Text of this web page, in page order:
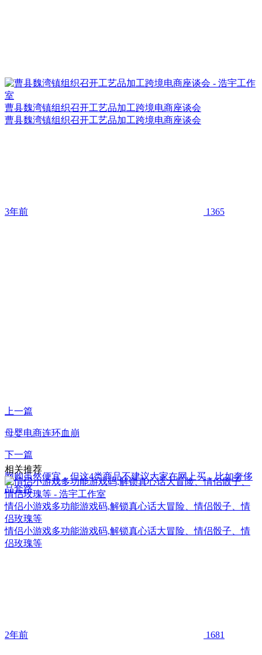
曹县魏湾镇组织召开工艺品加工跨境电商座谈会
曹县魏湾镇组织召开工艺品加工跨境电商座谈会
3年前 1365
上一篇
母婴电商连环血崩
下一篇
网购虽然便宜，但这4类商品不建议大家在网上买，比如奢侈
品套路
相关推荐
情侣小游戏多功能游戏码,解锁真心话大冒险、情侣骰子、情
侣玫瑰等
情侣小游戏多功能游戏码,解锁真心话大冒险、情侣骰子、情
侣玫瑰等
2年前 1681